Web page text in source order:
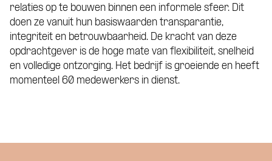
relaties op te bouwen binnen een informele sfeer. Dit
doen ze vanuit hun basiswaarden transparantie,
integriteit en betrouwbaarheid. De kracht van deze
opdrachtgever is de hoge mate van flexibiliteit, snelheid
en volledige ontzorging. Het bedrijf is groeiende en heeft
momenteel 60 medewerkers in dienst.